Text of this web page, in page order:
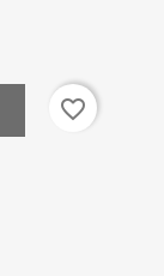
favorite_border